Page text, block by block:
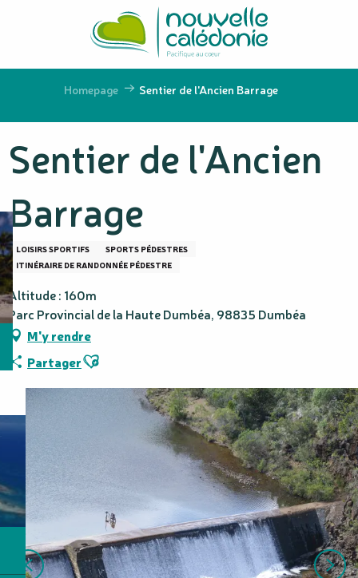
principal
Homepage Sentier de l'Ancien Barrage
Sentier de l'Ancien
Barrage
LOISIRS SPORTIFS
SPORTS PÉDESTRES
ITINÉRAIRE DE RANDONNÉE PÉDESTRE
Altitude : 160m
Parc Provincial de la Haute Dumbéa, 98835 Dumbéa
M'y rendre
PartagerAjouter aux favoris